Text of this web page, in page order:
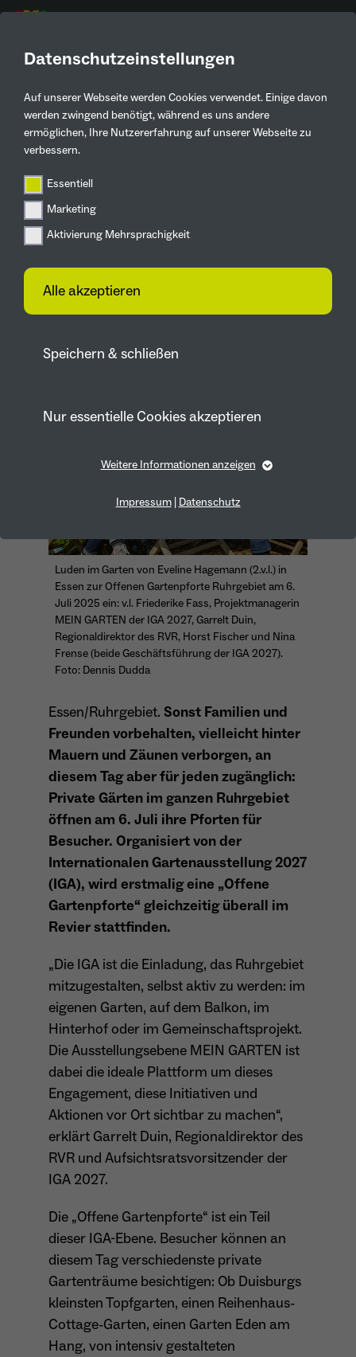
Datenschutzeinstellungen
Auf unserer Webseite werden Cookies verwendet. Einige davon
werden zwingend benötigt, während es uns andere
ermöglichen, Ihre Nutzererfahrung auf unserer Webseite zu
verbessern.
Essentiell
Marketing
Aktivierung Mehrsprachigkeit
Alle akzeptieren
Speichern & schließen
Nur essentielle Cookies akzeptieren
Essentielle Cookies werden für grundlegende Funktionen
Name fe_typo_user
Anbieter TYPO3
Laufzeit 1 Year
Zweck
Dieses Cookie wird verwendet, um Ihre
Cookie-Einstellungen für diese Website zu
Name PHPSESSID
Anbieter Session Cookies
Laufzeit
Sessio-Cookie wird beim Schliessen der
Webseite wieder gelöscht
Zweck
PHPs Standard Sitzungs-Identifikation
(Formulare).
Name be_typo_user
Anbieter TYPO3
Laufzeit Ende der Sitzung
Zweck
Dieser Cookie teilt der Webseite mit, ob ein
Besucher im Typo3-Backend angemeldet ist
und die Rechte besitzt diese zu verwalten.
Anbieter Sgalinski
Laufzeit 1 Monat
Zweck
Speichert den Zustimmungsstatus des
Benutzers für Cookies auf der aktuellen
Domäne.
Cookie-Informationen anzeigen
Marketing
Marketing-Cookies werden von uns verwendet, um das
Verhalten der Besuchenden auf der Webseite
nachzuvollziehen. Es hilft uns die Nutzererfahrung der
Website zu analysieren und die Inhalte zu verbessern.
Name _pk_id*
Anbieter Matomo
Laufzeit 13 Monate
Zweck
Dient zur anonymen Wiedererkennung eines
Besuchers.
Name _pk_ses*
Anbieter Matomo
Laufzeit 30 Minuten
Zweck
Speichert vorübergehend Daten der
aktuellen Sitzung.
Name _pk_ref.*
Anbieter Matomo
Laufzeit 6 Monate
Name MATOMO_SESSID
Anbieter Matomo
Laufzeit Sitzung
Cookie-Informationen anzeigen
Aktivierung Mehrsprachigkeit
Diese Cookies ermöglichen die automatische Übersetzung
der Website-Inhalte durch GTranslate.
Name googtrans
Anbieter GTranslate Inc.
Laufzeit
Speichert die vom Nutzer gewählte Sprache
Website.
Cookie-Informationen anzeigen
Weitere Informationen anzeigen
Impressum Datenschutz
PRESSEMELDUNGEN
Zurück
Mein Garten
Garten-Paradiese öffnen
im ganzen Ruhrgebiet
26.05.2025
Begrüßungsgeschenk
Luden im Garten von Eveline Hagemann (2.v.l.) in
Essen zur Offenen Gartenpforte Ruhrgebiet am 6.
Juli 2025 ein: v.l. Friederike Fass, Projektmanagerin
MEIN GARTEN der IGA 2027, Garrelt Duin,
Regionaldirektor des RVR, Horst Fischer und Nina
Frense (beide Geschäftsführung der IGA 2027).
Foto: Dennis Dudda
Essen/Ruhrgebiet. Sonst Familien und
Freunden vorbehalten, vielleicht hinter
Mauern und Zäunen verborgen, an
diesem Tag aber für jeden zugänglich:
Private Gärten im ganzen Ruhrgebiet
öffnen am 6. Juli ihre Pforten für
Besucher. Organisiert von der
Internationalen Gartenausstellung 2027
(IGA), wird erstmalig eine „Offene
Gartenpforte“ gleichzeitig überall im
Revier stattfinden.
„Die IGA ist die Einladung, das Ruhrgebiet
mitzugestalten, selbst aktiv zu werden: im
eigenen Garten, auf dem Balkon, im
Hinterhof oder im Gemeinschaftsprojekt.
Die Ausstellungsebene MEIN GARTEN ist
dabei die ideale Plattform um dieses
Engagement, diese Initiativen und
Aktionen vor Ort sichtbar zu machen“,
erklärt Garrelt Duin, Regionaldirektor des
RVR und Aufsichtsratsvorsitzender der
IGA 2027.
Die „Offene Gartenpforte“ ist ein Teil
dieser IGA-Ebene. Besucher können an
diesem Tag verschiedenste private
Gartenträume besichtigen: Ob Duisburgs
kleinsten Topfgarten, einen Reihenhaus-
Cottage-Garten, einen Garten Eden am
Hang, von intensiv gestalteten